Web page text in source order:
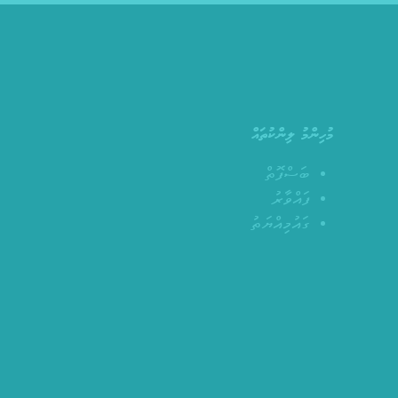
މުހިންމު ލިންކުތައް
ބަސްފޮތް
ފައްވާރު
ގައުމިއްޔަތު